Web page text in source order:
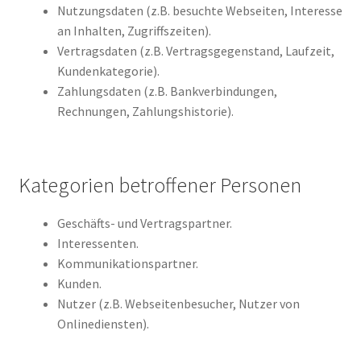
Nutzungsdaten (z.B. besuchte Webseiten, Interesse
an Inhalten, Zugriffszeiten).
Vertragsdaten (z.B. Vertragsgegenstand, Laufzeit,
Kundenkategorie).
Zahlungsdaten (z.B. Bankverbindungen,
Rechnungen, Zahlungshistorie).
Kategorien betroffener Personen
Geschäfts- und Vertragspartner.
Interessenten.
Kommunikationspartner.
Kunden.
Nutzer (z.B. Webseitenbesucher, Nutzer von
Onlinediensten).